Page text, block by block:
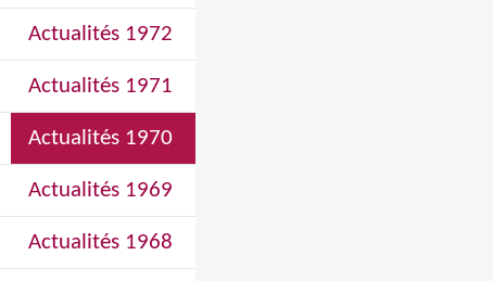
Actualités 1972
Actualités 1971
Actualités 1970
Actualités 1969
Actualités 1968